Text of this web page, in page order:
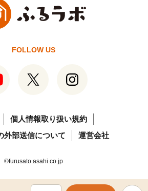
FOLLOW US
個人情報取り扱い規約
外部送信について
運営会社
©furusato.asahi.co.jp